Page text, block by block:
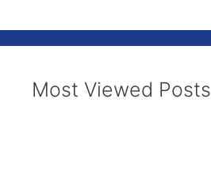
Most Viewed Posts